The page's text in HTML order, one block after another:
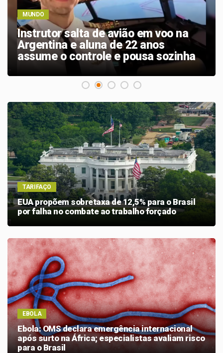
MUNDO
Instrutor salta de avião em voo na
Argentina e aluna de 22 anos
assume o controle e pousa sozinha
TARIFAÇO
EUA propõem sobretaxa de 12,5% para o Brasil
por falha no combate ao trabalho forçado
EBOLA
Ebola: OMS declara emergência internacional
após surto na África; especialistas avaliam risco
para o Brasil